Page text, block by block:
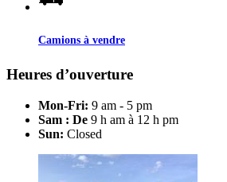
Camions à vendre
Heures d’ouverture
Mon-Fri: 9 am - 5 pm
Sam : De 9 h am à 12 h pm
Sun: Closed